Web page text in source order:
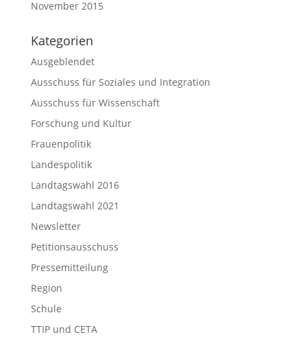
November 2015
Kategorien
Ausgeblendet
Ausschuss für Soziales und Integration
Ausschuss für Wissenschaft
Forschung und Kultur
Frauenpolitik
Landespolitik
Landtagswahl 2016
Landtagswahl 2021
Newsletter
Petitionsausschuss
Pressemitteilung
Region
Schule
TTIP und CETA